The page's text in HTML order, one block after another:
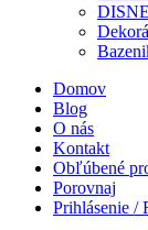
Domov
Blog
O nás
Kontakt
Obľúbené
Porovnaj
Prihlásenie /